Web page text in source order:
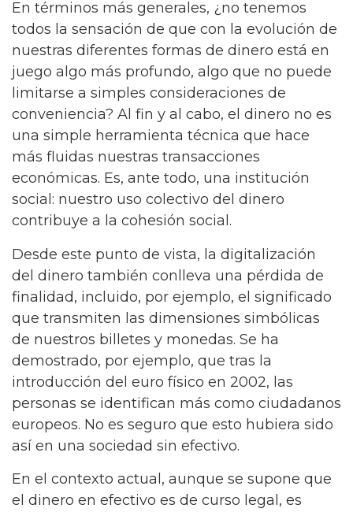
En términos más generales, ¿no tenemos
todos la sensación de que con la evolución de
nuestras diferentes formas de dinero está en
juego algo más profundo, algo que no puede
limitarse a simples consideraciones de
conveniencia? Al fin y al cabo, el dinero no es
una simple herramienta técnica que hace
más fluidas nuestras transacciones
económicas. Es, ante todo, una institución
social: nuestro uso colectivo del dinero
contribuye a la cohesión social.
Desde este punto de vista, la digitalización
del dinero también conlleva una pérdida de
finalidad, incluido, por ejemplo, el significado
que transmiten las dimensiones simbólicas
de nuestros billetes y monedas. Se ha
demostrado, por ejemplo, que tras la
introducción del euro físico en 2002, las
personas se identifican más como ciudadanos
europeos. No es seguro que esto hubiera sido
así en una sociedad sin efectivo.
En el contexto actual, aunque se supone que
el dinero en efectivo es de curso legal, es